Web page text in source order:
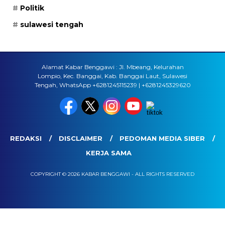
Politik
sulawesi tengah
Alamat Kabar Benggawi : Jl. Mbeang, Kelurahan
Lompio, Kec. Banggai, Kab. Banggai Laut, Sulawesi
Tengah, WhatsApp +6281245115239 | +6281245329620
REDAKSI DISCLAIMER
PEDOMAN MEDIA SIBER
KERJA SAMA
COPYRIGHT © 2026 KABAR BENGGAWI - ALL RIGHTS RESERVED